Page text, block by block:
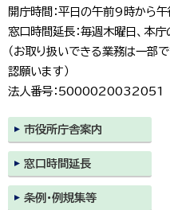
開庁時間：平日の午前9時から
窓口時間延長：毎週木曜日、本
（お取り扱いできる業務は一部
認願います）
法人番号：5000020032051
市役所庁舎案内
窓口時間延長
条例・例規集等